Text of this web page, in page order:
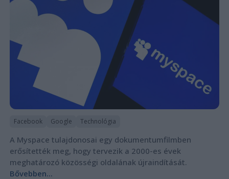
Facebook Google Technológia
A Myspace tulajdonosai egy dokumentumfilmben
erősítették meg, hogy tervezik a 2000-es évek
meghatározó közösségi oldalának újraindítását.
Bővebben...